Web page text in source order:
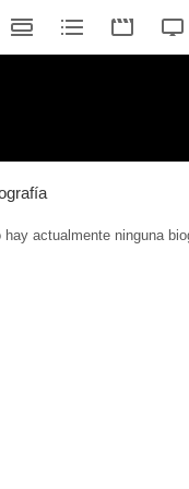
hay actualmente ninguna